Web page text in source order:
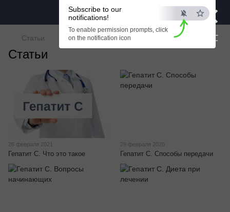
×
ESC
Subscribe to our
notifications!
To enable permission prompts, click
on the notification icon
Статьи
Статьи
26 февраля 2021
Гепатит С. Что это такое
29 февраля 2020
Гепатит С. Способы передачи